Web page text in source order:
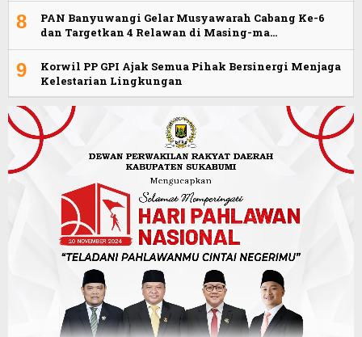
8
PAN Banyuwangi Gelar Musyawarah Cabang Ke-6
dan Targetkan 4 Relawan di Masing-ma…
9
Korwil PP GPI Ajak Semua Pihak Bersinergi Menjaga
Kelestarian Lingkungan